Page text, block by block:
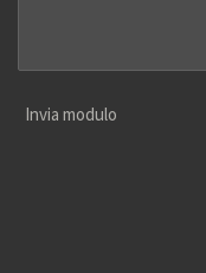
Invia modulo